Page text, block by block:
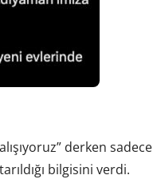
derken sadece
bilgisini verdi.